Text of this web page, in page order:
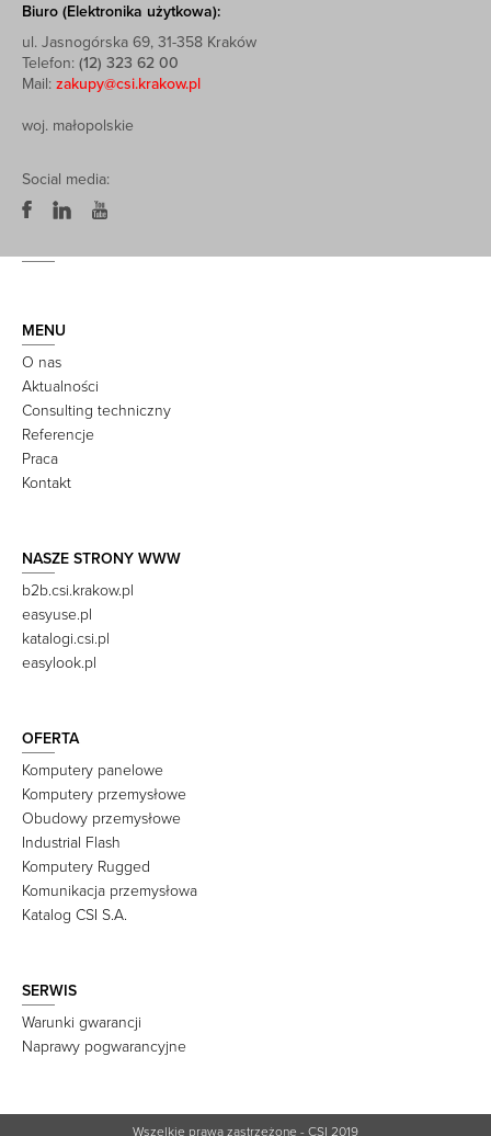
Biuro (Elektronika użytkowa):
ul. Jasnogórska 69, 31-358 Kraków
Telefon: (12) 323 62 00
Mail: zakupy@csi.krakow.pl
woj. małopolskie
Social media:
MENU
O nas
Aktualności
Consulting techniczny
Referencje
Praca
Kontakt
NASZE STRONY WWW
b2b.csi.krakow.pl
easyuse.pl
katalogi.csi.pl
easylook.pl
OFERTA
Komputery panelowe
Komputery przemysłowe
Obudowy przemysłowe
Industrial Flash
Komputery Rugged
Komunikacja przemysłowa
Katalog CSI S.A.
SERWIS
Warunki gwarancji
Naprawy pogwarancyjne
Wszelkie prawa zastrzeżone - CSI 2019